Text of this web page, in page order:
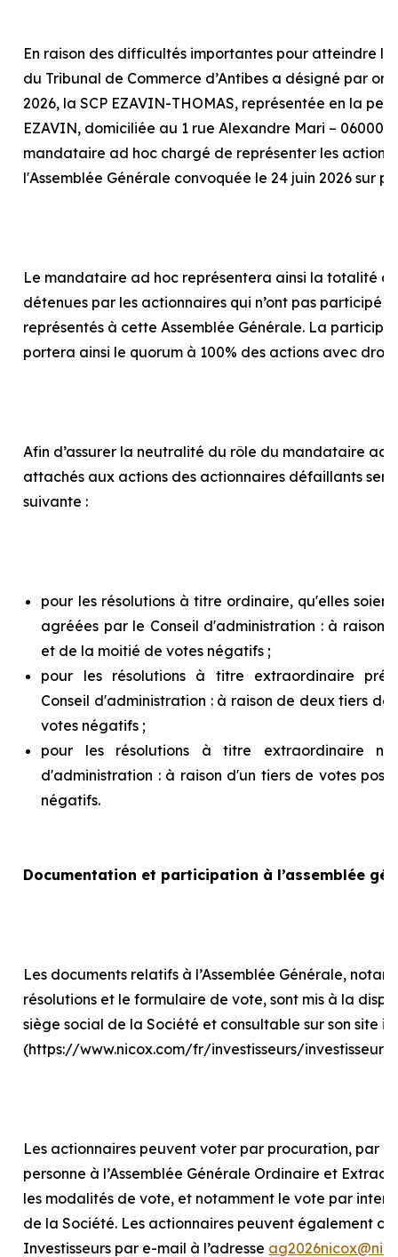
En raison des difficultés importantes pour atteindre le
du Tribunal de Commerce d’Antibes a désigné par
2026, la SCP EZAVIN-THOMAS, représentée en la
EZAVIN, domiciliée au 1 rue Alexandre Mari – 06000
mandataire ad hoc chargé de représenter les
l'Assemblée Générale convoquée le 24 juin 2026 sur
Le mandataire ad hoc représentera ainsi la totalité
détenues par les actionnaires qui n’ont pas participé
représentés à cette Assemblée Générale. La
portera ainsi le quorum à 100% des actions avec
Afin d’assurer la neutralité du rôle du mandataire ad
attachés aux actions des actionnaires défaillants
suivante :
pour les résolutions à titre ordinaire, qu'elles
agréées par le Conseil d'administration : à raison
et de la moitié de votes négatifs ;
pour les résolutions à titre extraordinaire
Conseil d'administration : à raison de deux tiers
votes négatifs ;
pour les résolutions à titre extraordinaire
d'administration : à raison d'un tiers de votes
négatifs.
Documentation et participation à l’assemblée
Les documents relatifs à l’Assemblée Générale,
résolutions et le formulaire de vote, sont mis à la
siège social de la Société et consultable sur son site
(https://www.nicox.com/fr/investisseurs/
Les actionnaires peuvent voter par procuration, par
personne à l’Assemblée Générale Ordinaire et
les modalités de vote, et notamment le vote par
de la Société. Les actionnaires peuvent également
Investisseurs par e-mail à l’adresse